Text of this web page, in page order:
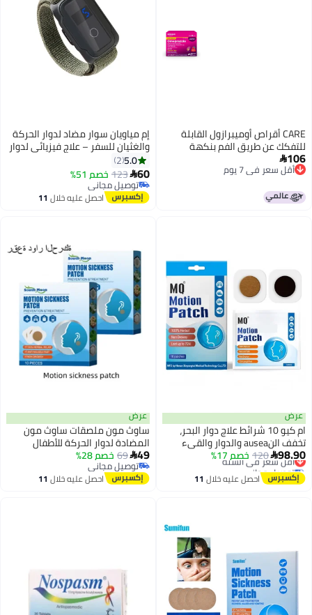
CARE أقراص أوميبرازول القابلة
للتفكك عن طريق الفم بنكهة
الفراولة 42 حبة
106
أقل سعر في 7 يوم
أقل سعر في 7 يوم
إم مياويان سوار مضاد لدوار الحركة
والغثيان للسفر – علاج فيزيائي لدوار
السيارة والبحر والطائرة بدون أدوية،
إكسسوار منزلي وسيارة للوقاية من
الغثيان وضمان رحلة مريحة
5.0
2
60
123 خصم 51%
توصيل مجاني
توصيل مجانياحصل عليه خلال 11
عرض
ام كيو 10 شرائط علاج دوار البحر،
تخفف النausea والدوار والقيء
الناتج عن دوار البحر، فعالة بسرعة ولا
آثار جانبية، لرحلات السيارات والقوارب
والسفن السياحية والطائرات
98.90
120 خصم 17%
أقل سعر في السنة
توصيل مجاني
أقل سعر في السنة
احصل عليه خلال 11
عرض
ساوث مون ملصقات ساوث مون
المضادة لدوار الحركة للأطفال
ملصقات*2
49
69 خصم 28%
توصيل مجاني
توصيل مجانياحصل عليه خلال 11